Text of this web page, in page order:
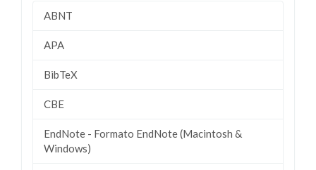
ABNT
APA
BibTeX
CBE
EndNote - Formato EndNote (Macintosh &
Windows)